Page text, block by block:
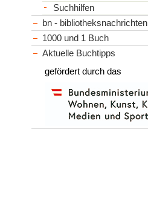
Suchhilfen
bn - bibliotheksnachrichten
1000 und 1 Buch
Aktuelle Buchtipps
gefördert durch das